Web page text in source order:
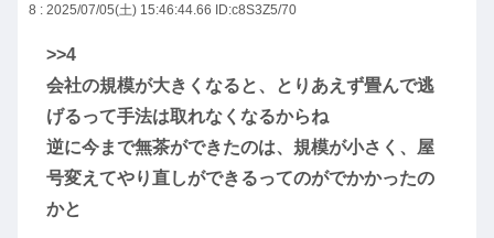
8 : 2025/07/05(土) 15:46:44.66 ID:c8S3Z5/70
>>4
会社の規模が大きくなると、とりあえず畳んで逃
げるって手法は取れなくなるからね
逆に今まで無茶ができたのは、規模が小さく、屋
号変えてやり直しができるってのがでかかったの
かと